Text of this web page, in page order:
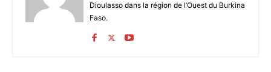
Dioulasso dans la région de l’Ouest du Burkina
Faso.